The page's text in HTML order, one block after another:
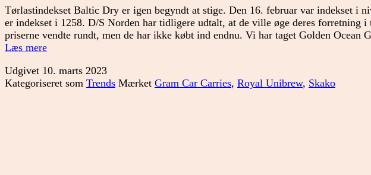
Tørlastindekset Baltic Dry er igen begyndt at stige. Den 16. februar var indekset i
er indekset i 1258. D/S Norden har tidligere udtalt, at de ville øge deres forretning i
priserne vendte rundt, men de har ikke købt ind endnu. Vi har taget Golden Ocean
Læs mereHvad
markedet?
Udgivet 10. marts 2023
Kategoriseret som Trends Mærket Gram Car Carries, Royal Unibrew, Skako